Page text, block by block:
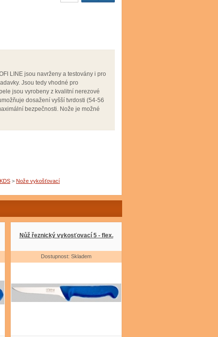
LINE jsou navrženy a testovány i pro
Jsou tedy vhodné pro
jsou vyrobeny z kvalitní nerezové
dosažení vyšší tvrdosti (54-56
bezpečnosti. Nože je možné
KDS > Nože vykošťovací
Nůž řeznický vykosťovací 5 - flex.
Dostupnost: Skladem